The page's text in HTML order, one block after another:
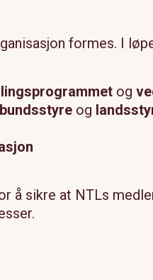
formes. I
og
og
å sikre at NTLs